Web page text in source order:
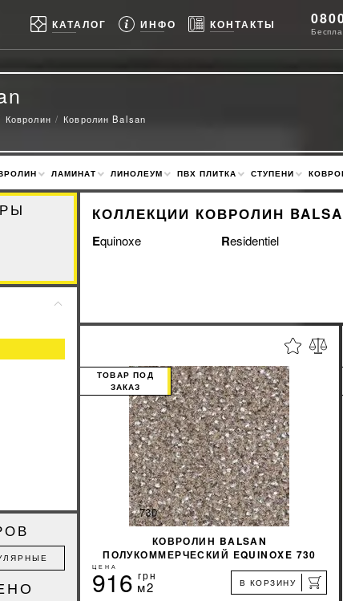
КАТАЛОГ ИНФО КОНТАКТЫ
Ковролин Ковролин Balsan
ЛАМИНАТ ЛИНОЛЕУМ ПВХ ПЛИТКА СТУПЕНИ
КОЛЛЕКЦИИ КОВРОЛИН
Equinoxe Residentiel
КОВРОЛИН BALSAN
ПОЛУКОММЕРЧЕСКИЙ EQUINOXE 730
ТОВАР ПОД
ЗАКАЗ
ЦЕНА
916 грн
м2 В КОРЗИНУ